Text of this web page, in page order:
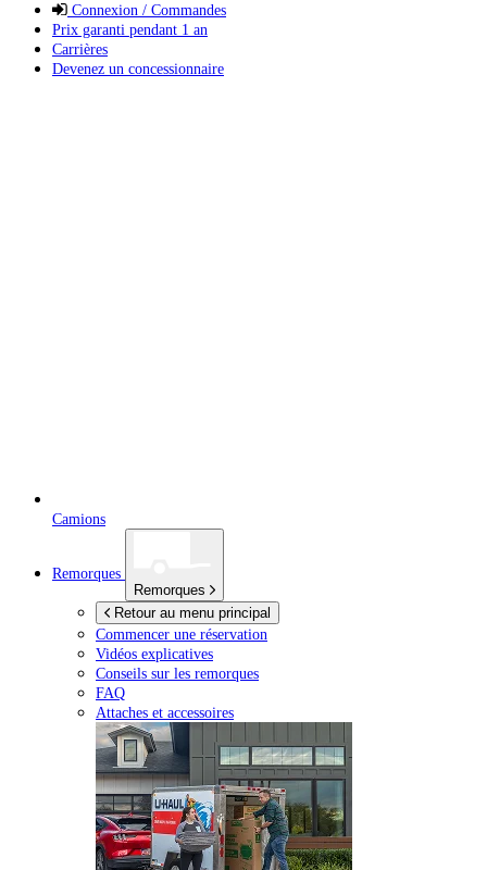
Connexion / Commandes
Prix garanti pendant 1 an
Carrières
Devenez un concessionnaire
Camions
Remorques
Remorques
Retour au menu principal
Commencer une réservation
Vidéos explicatives
Conseils sur les remorques
FAQ
Attaches et accessoires